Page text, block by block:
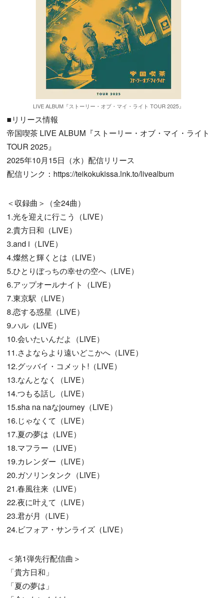
LIVE ALBUM『ストーリー・オブ・マイ・ライト TOUR 2025』
■リリース情報
帝国喫茶 LIVE ALBUM『ストーリー・オブ・マイ・ライト
TOUR 2025』
2025年10月15日（水）配信リリース
配信リンク：https://teikokukissa.lnk.to/livealbum
＜収録曲＞（全24曲）
1.光を迎えに行こう（LIVE）
2.貴方日和（LIVE）
3.and i（LIVE）
4.燦然と輝くとは（LIVE）
5.ひとりぼっちの幸せの空へ（LIVE）
6.アップオールナイト（LIVE）
7.東京駅（LIVE）
8.恋する惑星（LIVE）
9.ハル（LIVE）
10.会いたいんだよ（LIVE）
11.さよならより遠いどこかへ（LIVE）
12.グッバイ・コメット!（LIVE）
13.なんとなく（LIVE）
14.つもる話し（LIVE）
15.sha na naなjourney（LIVE）
16.じゃなくて（LIVE）
17.夏の夢は（LIVE）
18.マフラー（LIVE）
19.カレンダー（LIVE）
20.ガソリンタンク（LIVE）
21.春風往来（LIVE）
22.夜に叶えて（LIVE）
23.君が月（LIVE）
24.ビフォア・サンライズ（LIVE）
＜第1弾先行配信曲＞
「貴方日和」
「夏の夢は」